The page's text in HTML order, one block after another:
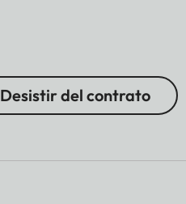
Desistir del contrato